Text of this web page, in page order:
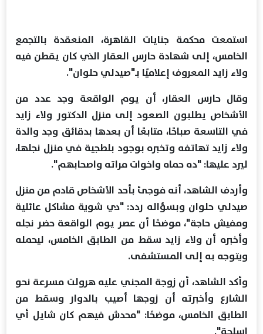
استمعت محكمة جنايات القاهرة، المنعقدة بالتجمع
الخامس، إلى شهادة حارس العقار الذي كان يقطن فيه
ولاء زايد المعروف إعلاميًا بـ"صيدلي حلوان".
وقال حارس العقار، أن يوم الواقعة وجد عدد من
الأشخاص يطلبون الصعود إلى منزل الدكتور ولاء زايد
في التاسعة صباحًا، متابعًا أن بعدها بدقائق وجد والدة
ولاء زايد تهاتفه وتخبره بوجود بلطجية في منزل نجلها،
ليرد عليها: "ده حماه واخوات مراته واصحابهم".
وأردف الشاهد، أنه فوجئ بأحد الأشخاص قادم من منزل
صيدلي حلوان وبسؤاله ردد: "دي شوية مشاكل عائلية
ومفيش حاجة"، موضحًا أن عصر يوم الواقعة حضر نجله
وأخبره أن ولاء زايد سقط من الطابق الخامس، ليحمله
ويتوجه به إلى المستشفى.
وأكد الشاهد، أن زوجة المجني عليه هرولت مسرعة نحو
الشارع وأخبرته أن زوجها أصيب بالدوار وسقط من
الطابق الخامس، موضحًا: "محدش فيهم كان شايل أي
اسلحة".